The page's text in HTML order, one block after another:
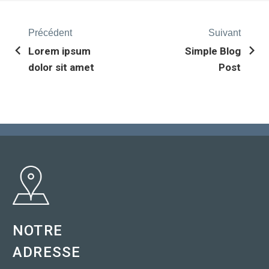
Précédent
Lorem ipsum
dolor sit amet
Suivant
Simple Blog
Post
NOTRE
ADRESSE